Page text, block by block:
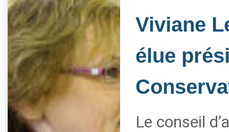
Viviane
élue
Le conseil